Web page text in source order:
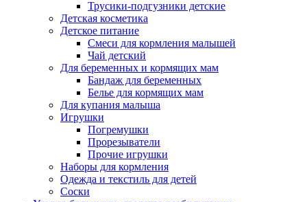
Трусики-подгузники детские
Детская косметика
Детское питание
Смеси для кормления малышей
Чай детский
Для беременных и кормящих мам
Бандаж для беременных
Белье для кормящих мам
Для купания малыша
Игрушки
Погремушки
Прорезыватели
Прочие игрушки
Наборы для кормления
Одежда и текстиль для детей
Соски